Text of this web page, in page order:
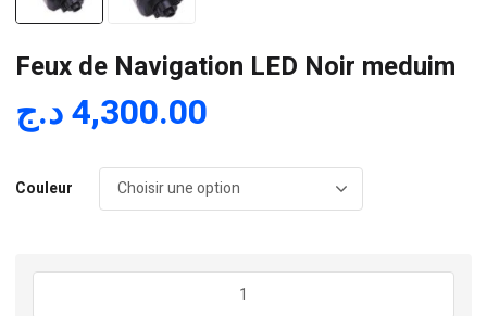
Feux de Navigation LED Noir meduim
4,300.00د.ج
Couleur
quantité